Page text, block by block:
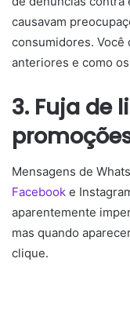
causavam
consumidores.
anteriores e como
3. Fuja de
Mensagens de
Facebook e
aparentemente
mas quando
clique.